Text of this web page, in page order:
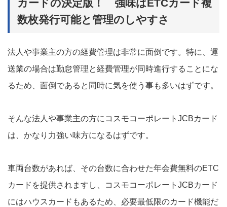
カードの決定版！ 強味はETCカード複
数枚発行可能と管理のしやすさ
法人や事業主の方の経費管理は非常に面倒です。特に、運
送業の場合は勤怠管理と経費管理が同時進行することにな
るため、面倒であると同時に気を使う事も多いはずです。
そんな法人や事業主の方にコスモコーポレートJCBカード
は、かなり力強い味方になるはずです。
車両台数があれば、その台数に合わせた年会費無料のETC
カードを提供されますし、コスモコーポレートJCBカード
にはハウスカードもあるため、必要最低限のカード機能だ